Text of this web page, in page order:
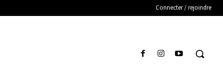
Connecter / rejoindre